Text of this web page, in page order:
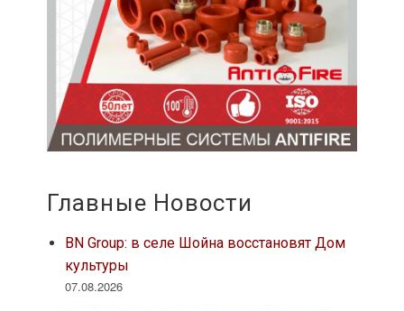
Главные Новости
BN Group: в селе Шойна восстановят Дом
культуры
07.08.2026